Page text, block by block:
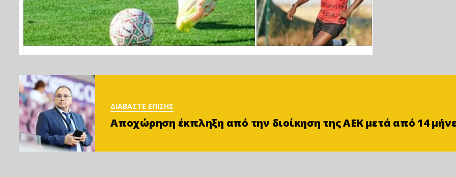
ΔΙΑΒΑΣΤΕ ΕΠΙΣΗΣ
Αποχώρηση έκπληξη από την διοίκηση της ΑΕΚ μετά από 14